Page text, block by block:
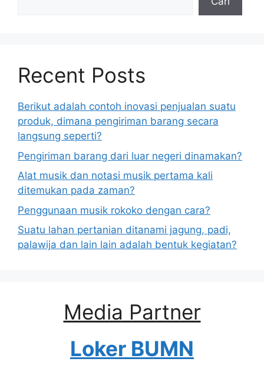
Recent Posts
Berikut adalah contoh inovasi penjualan suatu
produk, dimana pengiriman barang secara
langsung seperti?
Pengiriman barang dari luar negeri dinamakan?
Alat musik dan notasi musik pertama kali
ditemukan pada zaman?
Penggunaan musik rokoko dengan cara?
Suatu lahan pertanian ditanami jagung, padi,
palawija dan lain lain adalah bentuk kegiatan?
Media Partner
Loker BUMN